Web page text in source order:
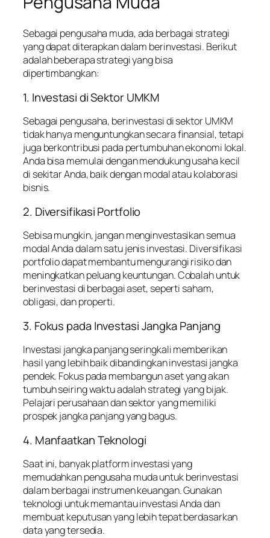
Sebagai pengusaha muda, ada berbagai strategi
yang dapat diterapkan dalam berinvestasi. Berikut
adalah beberapa strategi yang bisa
dipertimbangkan:
1. Investasi di Sektor UMKM
Sebagai pengusaha, berinvestasi di sektor UMKM
tidak hanya menguntungkan secara finansial, tetapi
juga berkontribusi pada pertumbuhan ekonomi lokal.
Anda bisa memulai dengan mendukung usaha kecil
di sekitar Anda, baik dengan modal atau kolaborasi
bisnis.
2. Diversifikasi Portfolio
Sebisa mungkin, jangan menginvestasikan semua
modal Anda dalam satu jenis investasi. Diversifikasi
portfolio dapat membantu mengurangi risiko dan
meningkatkan peluang keuntungan. Cobalah untuk
berinvestasi di berbagai aset, seperti saham,
obligasi, dan properti.
3. Fokus pada Investasi Jangka Panjang
Investasi jangka panjang seringkali memberikan
hasil yang lebih baik dibandingkan investasi jangka
pendek. Fokus pada membangun aset yang akan
tumbuh seiring waktu adalah strategi yang bijak.
Pelajari perusahaan dan sektor yang memiliki
prospek jangka panjang yang bagus.
4. Manfaatkan Teknologi
Saat ini, banyak platform investasi yang
memudahkan pengusaha muda untuk berinvestasi
dalam berbagai instrumen keuangan. Gunakan
teknologi untuk memantau investasi Anda dan
membuat keputusan yang lebih tepat berdasarkan
data yang tersedia.